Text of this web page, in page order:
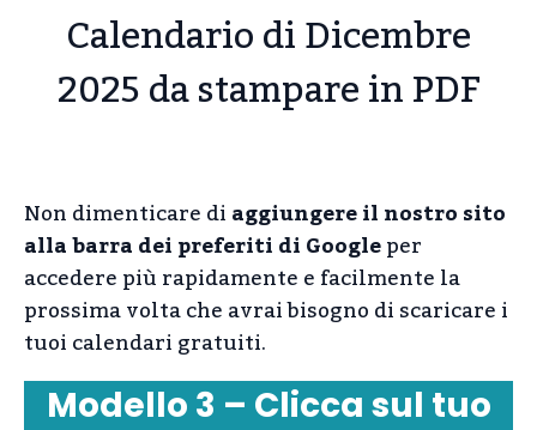
Calendario di Dicembre
2025 da stampare in PDF
Non dimenticare diaggiungere il nostro sito
alla barra dei preferiti di Googleper
accedere più rapidamente e facilmente la
prossima volta che avrai bisogno di scaricare i
tuoi calendari gratuiti.
Modello 3 – Clicca sul tuo